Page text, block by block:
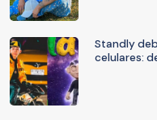
Standly
celulares: